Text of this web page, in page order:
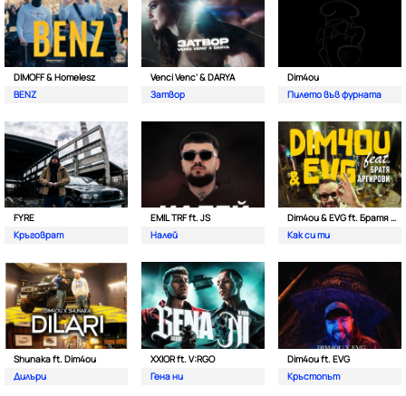
DIMOFF & Homelesz
BENZ
Venci Venc' & DARYA
Затвор
Dim4ou
Пилето във фурната
FYRE
Кръговрат
EMIL TRF ft. JS
Налей
Dim4ou & EVG ft. Братя Аргирови
Как си ти
Shunaka ft. Dim4ou
Дилъри
XXIOR ft. V:RGO
Гена ни
Dim4ou ft. EVG
Кръстопът